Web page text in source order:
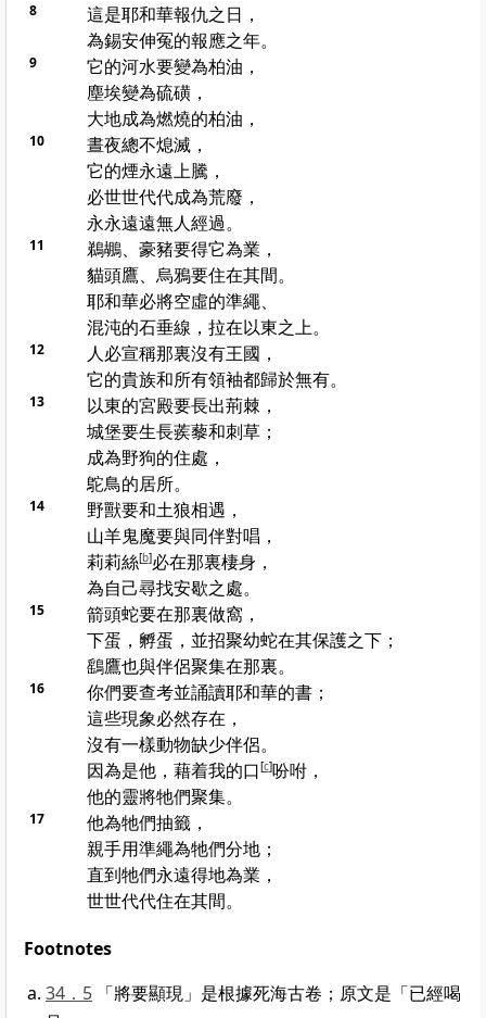
8
這是耶和華報仇之日，
為錫安伸冤的報應之年。
9
它的河水要變為柏油，
塵埃變為硫磺，
大地成為燃燒的柏油，
10
晝夜總不熄滅，
它的煙永遠上騰，
必世世代代成為荒廢，
永永遠遠無人經過。
11
鵜鶘、豪豬要得它為業，
貓頭鷹、烏鴉要住在其間。
耶和華必將空虛的準繩、
混沌的石垂線，拉在以東之上。
12
人必宣稱那裏沒有王國，
它的貴族和所有領袖都歸於無有。
13 以東的宮殿要長出荊棘，
城堡要生長蒺藜和刺草；
成為野狗的住處，
鴕鳥的居所。
14
野獸要和土狼相遇，
山羊鬼魔要與同伴對唱，
莉莉絲[b]必在那裏棲身，
為自己尋找安歇之處。
15
箭頭蛇要在那裏做窩，
下蛋，孵蛋，並招聚幼蛇在其保護之下；
鷂鷹也與伴侶聚集在那裏。
16
你們要查考並誦讀耶和華的書；
這些現象必然存在，
沒有一樣動物缺少伴侶。
因為是他，藉着我的口[c]吩咐，
他的靈將牠們聚集。
17
他為牠們抽籤，
親手用準繩為牠們分地；
直到牠們永遠得地為業，
世世代代住在其間。
Footnotes
34．5 「將要顯現」是根據死海古卷；原文是「已經喝